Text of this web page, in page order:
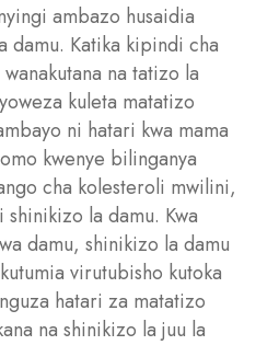
ambazo husaidia
damu. Katika kipindi cha
na tatizo la
kuleta matatizo
ni hatari kwa mama
kwenye bilinganya
cha kolesteroli mwilini,
la damu. Kwa
damu, shinikizo la damu
virutubisho kutoka
hatari za matatizo
na shinikizo la juu la